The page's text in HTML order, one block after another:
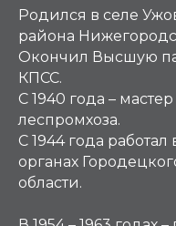
Родился в селе
района
Окончил Высшую
КПСС.
С 1940 года –
леспромхоза.
С 1944 года
органах
области.